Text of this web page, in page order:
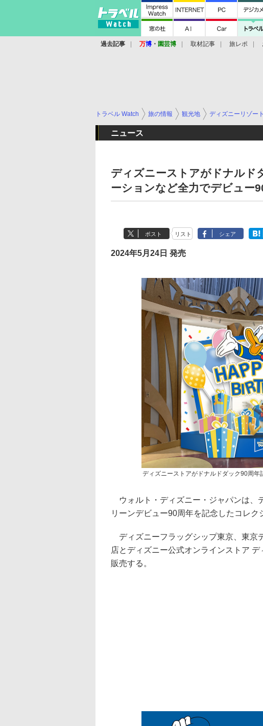
過去記事 万博 ・ 園芸博 取材記事 旅レポ
トラベル Watch 旅の情報 観光地 ディズニーリゾート
ニュース
ディズニーストアがドナルド
ーションなど全力でデビュー
ポスト リスト シェア
2024年5月24日 発売
ディズニーストアがドナルドダック90周年
ウォルト・ディズニー・ジャパンは、
リーンデビュー90周年を記念したコレク
ディズニーフラッグシップ東京、東京
店とディズニー公式オンラインストア
販売する。